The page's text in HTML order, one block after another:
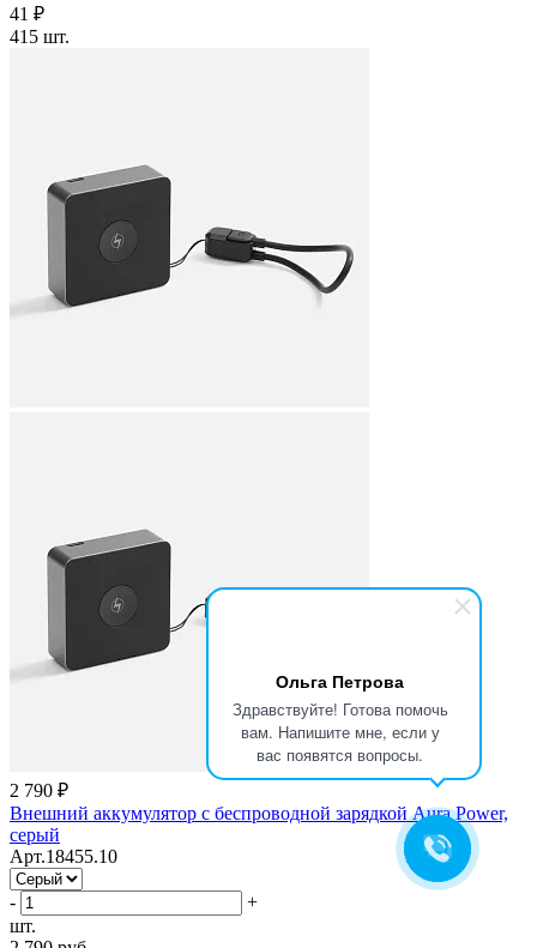
Ольга Петрова
Здравствуйте! Готова помочь
вам. Напишите мне, если у
вас появятся вопросы.
41 ₽
415 шт.
2 790 ₽
Внешний аккумулятор с беспроводной зарядкой Aura Power,
серый
Арт.18455.10
-
+
шт.